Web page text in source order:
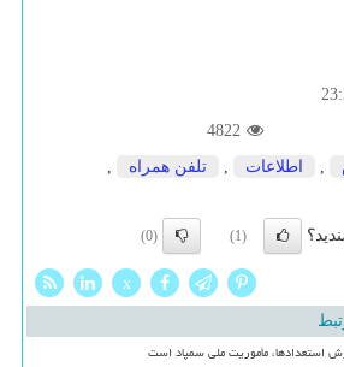
4822
, اطلاعات , تلفن همراه
,
(1)
(0)
x
استعدادها، مأموریت ملی سمپاد است